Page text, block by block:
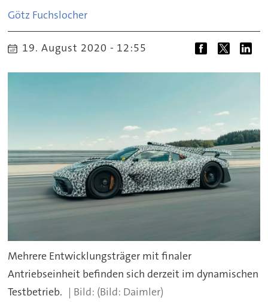
Götz Fuchslocher
19. August 2020 - 12:55
Mehrere Entwicklungsträger mit finaler
Antriebseinheit befinden sich derzeit im dynamischen
Testbetrieb.
(Bild: Daimler)